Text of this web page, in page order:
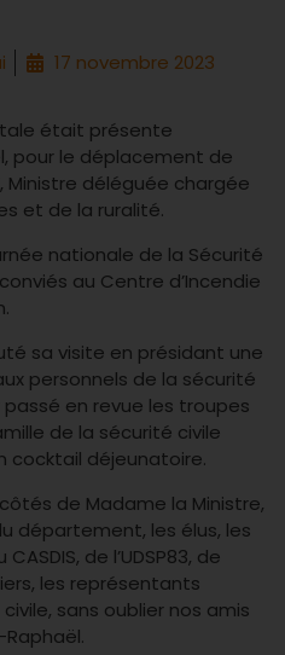
17 novembre 2023
était présente
pour le déplacement de
Ministre déléguée chargée
et de la ruralité.
nationale de la Sécurité
au Centre d’Incendie
sa visite en présidant une
personnels de la sécurité
en revue les troupes
de la sécurité civile
cocktail déjeunatoire.
de Madame la Ministre,
département, les élus, les
de l’UDSP83, de
les représentants
sans oublier nos amis
Raphaël.